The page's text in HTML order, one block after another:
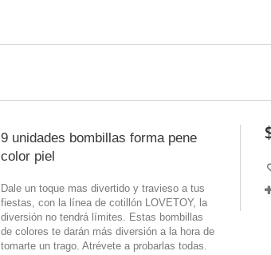
9 unidades bombillas forma pene
color piel
Dale un toque mas divertido y travieso a tus
fiestas, con la línea de cotillón LOVETOY, la
diversión no tendrá límites. Estas bombillas
de colores te darán más diversión a la hora de
tomarte un trago. Atrévete a probarlas todas.